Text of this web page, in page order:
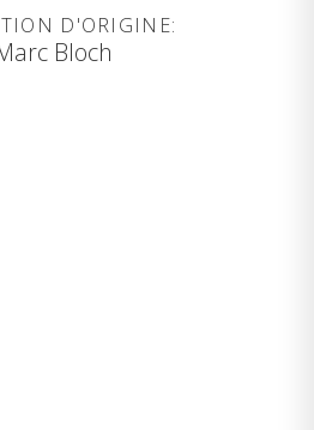
D'ORIGINE:
Bloch